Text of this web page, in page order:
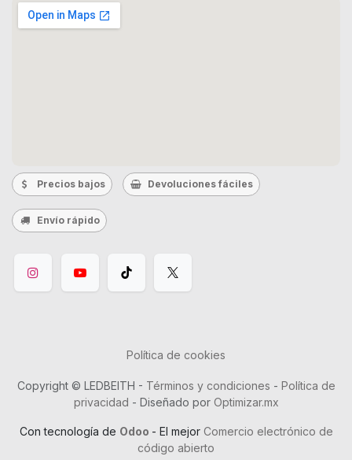
Precios bajos Devoluciones fáciles
Envío rápido
Política de cookies
Copyright © LEDBEITH - Términos y condiciones - Política de
privacidad - Diseñado por Optimizar.mx
Con tecnología de Odoo - El mejor Comercio electrónico de
código abierto